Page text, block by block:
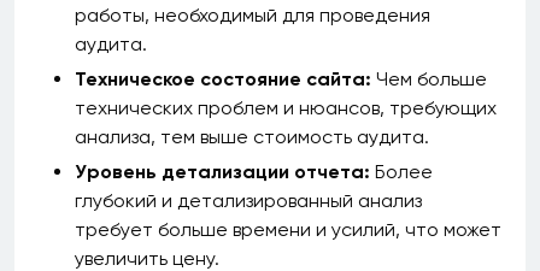
работы, необходимый для проведения
аудита.
Техническое состояние сайта: Чем больше
технических проблем и нюансов, требующих
анализа, тем выше стоимость аудита.
Уровень детализации отчета: Более
глубокий и детализированный анализ
требует больше времени и усилий, что может
увеличить цену.